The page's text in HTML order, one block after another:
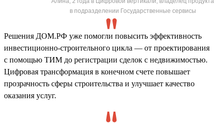
в подразделении Государственные сервисы
Решения ДОМ.РФ уже помогли повысить эффективность
инвестиционно-строительного цикла — от проектирования
с помощью ТИМ до регистрации сделок с недвижимостью.
Цифровая трансформация в конечном счете повышает
прозрачность сферы строительства и улучшает качество
оказания услуг.